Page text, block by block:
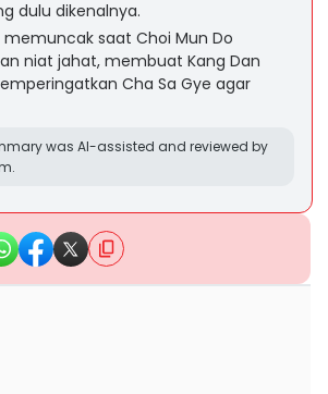
dulu dikenalnya.
memuncak saat Choi Mun Do
niat jahat, membuat Kang Dan
Cha Sa Gye agar
was AI-assisted and reviewed by